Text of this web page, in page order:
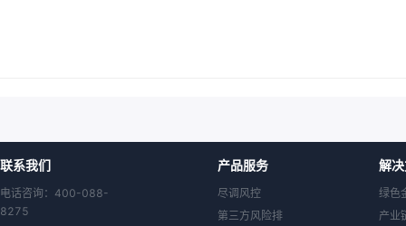
联系我们
电话咨询：400-088-
8275
产品服务
尽调风控
第三方风险排
解
绿色
产业